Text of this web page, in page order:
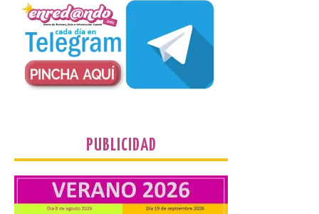
Las solicitudes estarán
abiertas del 22 de julio al 4
de septiembre de 2026.
Bruselas, 6 de agosto de
2026.- La Comisión
Europea ha actualizado las normas de su
programa de prácticas, estableciendo un
marco único modernizado que hace que el
Despega el primer avión
de Iberia con wifi de alta
velocidad gratuito de
Starlink
PUBLICIDAD